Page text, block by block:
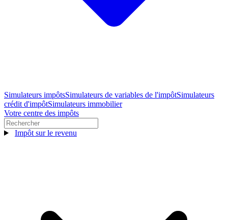
Simulateurs impôtsSimulateurs de variables de l'impôtSimulateurs
crédit d'impôtSimulateurs immobilier
Votre centre des impôts
Impôt sur le revenu